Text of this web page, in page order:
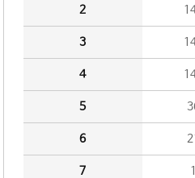
2
3
4
5
6
7